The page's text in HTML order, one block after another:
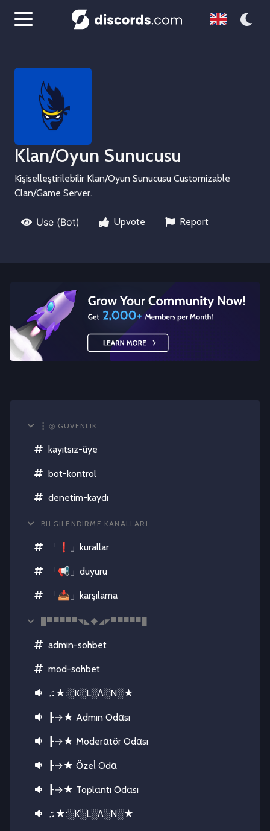
Klan/Oyun Sunucusu
Kişiselleştirilebilir Klan/Oyun Sunucusu Customizable
Clan/Game Server.
Use (Bot) Upvote Report
┇ ◎ GÜVENLIK
kayıtsız-üye
bot-kontrol
denetim-kaydı
BILGILENDIRME KANALLARI
「❗」kurallar
「📢」duyuru
「📥」karşılama
█▀▀▀▀▀◥◣◆◢◤▀▀▀▀▀█
admin-sohbet
mod-sohbet
♫★:░K░L░Λ░N░★
┠→★ Admın Odαsı
┠→★ Moderαtör Odαsı
┠→★ Özeᥣ Odα
┠→★ Toplαntı Odαsı
♫★:░K░L░Λ░N░★